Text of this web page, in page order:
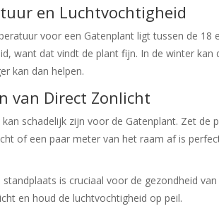
en Luchtvochtigheid
voor een Gatenplant ligt tussen de 18
want dat vindt de plant fijn. In de winter
kan dan helpen.
van Direct Zonlicht
schadelijk zijn voor de Gatenplant. Zet
of een paar meter van het raam af is
standplaats is cruciaal voor de gezondheid
en houd de luchtvochtigheid op peil.